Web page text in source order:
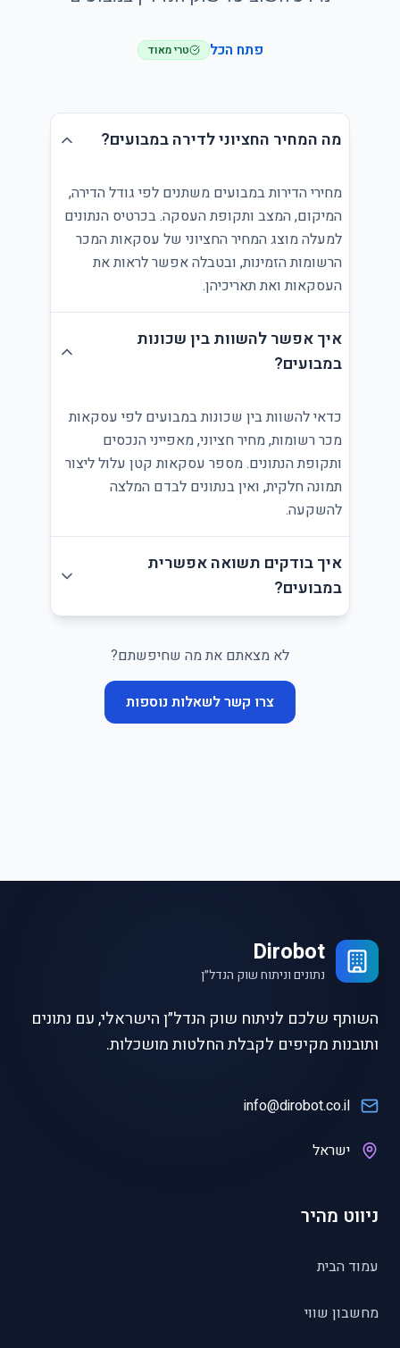
פתח הכל טרי מאוד
מה המחיר החציוני לדירה במבועים?
מחירי הדירות במבועים משתנים לפי גודל הדירה,
המיקום, המצב ותקופת העסקה. בכרטיס הנתונים
למעלה מוצג המחיר החציוני של עסקאות המכר
הרשומות הזמינות, ובטבלה אפשר לראות את
העסקאות ואת תאריכיהן.
איך אפשר להשוות בין שכונות
במבועים?
כדאי להשוות בין שכונות במבועים לפי עסקאות
מכר רשומות, מחיר חציוני, מאפייני הנכסים
ותקופת הנתונים. מספר עסקאות קטן עלול ליצור
תמונה חלקית, ואין בנתונים לבדם המלצה
להשקעה.
איך בודקים תשואה אפשרית
במבועים?
לא מצאתם את מה שחיפשתם?
צרו קשר לשאלות נוספות
Dirobot
נתונים וניתוח שוק הנדל״ן
השותף שלכם לניתוח שוק הנדל״ן הישראלי, עם נתונים
ותובנות מקיפים לקבלת החלטות מושכלות.
info@dirobot.co.il
ישראל
ניווט מהיר
עמוד הבית
מחשבון שווי